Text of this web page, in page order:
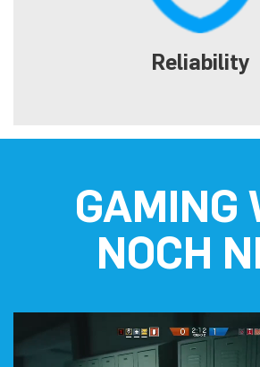
Reliability
GAMING
NOCH